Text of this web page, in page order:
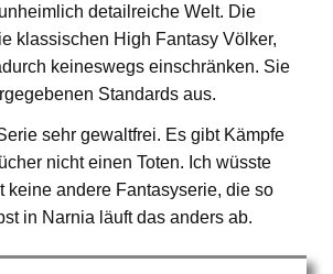
detailreiche Welt. Die
klassischen High Fantasy Völker,
keineswegs einschränken. Sie
Standards aus.
sehr gewaltfrei. Es gibt Kämpfe
nicht einen Toten. Ich wüsste
keine andere Fantasyserie, die so
in Narnia läuft das anders ab.